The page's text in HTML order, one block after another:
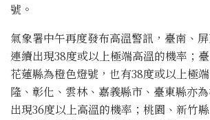
號。
氣象署中午再度發布高溫警訊，臺南、
連續出現38度或以上極端高溫的機率；
花蓮縣為橙色燈號，也有38度或以上極
隆、彰化、雲林、嘉義縣市、臺東縣亦
出現36度以上高溫的機率；桃園、新竹